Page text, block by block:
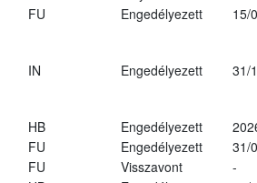
FU Engedélyezett
15/
IN Engedélyezett 31/
HB Engedélyezett
FU Engedélyezett
31/
FU Visszavont
-